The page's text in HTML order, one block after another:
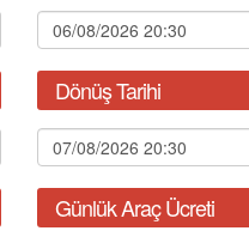
Dönüş Tarihi
Günlük Araç Ücreti